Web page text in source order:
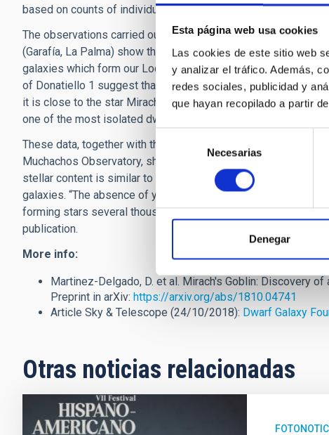
Esta página web usa cookies
Las cookies de este sitio web
y analizar el tráfico. Además,
redes sociales, publicidad y
que hayan recopilado a partir
consentimiento
Necesarias
Denegar
based on counts of individual stars, or using emission by
The observations carried out with the Gran Telescopio
(Garafía, La Palma) show that Donatiello 1 lies at a distance
galaxies which form our Local Group(dominated by our
of Donatiello 1 suggest that it is a dwarf satellite of the
it is close to the star Mirach (the second brightest star in the
one of the most isolated dwarf spheroidal galaxies known at
These data, together with those gathered by the Telescopio
Muchachos Observatory, show that this newly discovered
stellar content is similar to other galaxies which are
galaxies. “The absence of young stars and the lack of gas
forming stars several thousand million years ago” explains
publication.
More info:
Martinez-Delgado, D. et al. Mirach's Goblin: Discovery
Preprint in arXiv: https://arxiv.org/abs/1810.04741
Article Sky & Telescope (24/10/2018): Dwarf Galaxy
Otras noticias relacionadas